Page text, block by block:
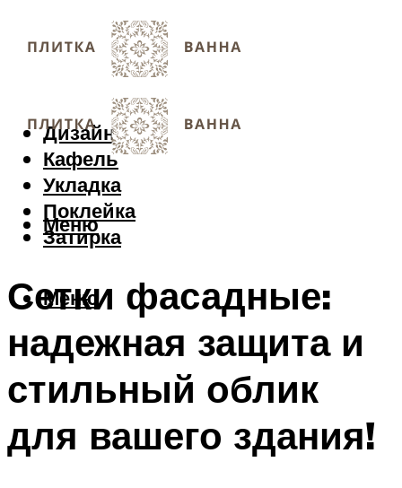
Дизайн
Кафель
Укладка
Поклейка
Затирка
Меню
Меню
Сетки фасадные:
надежная защита и
стильный облик
для вашего здания!